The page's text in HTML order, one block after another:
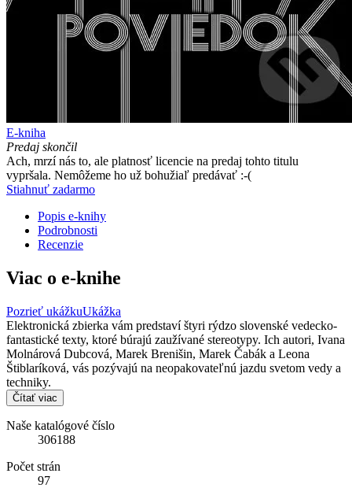
E-kniha
Predaj skončil
Ach, mrzí nás to, ale platnosť licencie na predaj tohto titulu
vypršala. Nemôžeme ho už bohužiaľ predávať :-(
Stiahnuť zadarmo
Popis e-knihy
Podrobnosti
Recenzie
Viac o e-knihe
Pozrieť ukážkuUkážka
Elektronická zbierka vám predstaví štyri rýdzo slovenské vedecko-
fantastické texty, ktoré búrajú zaužívané stereotypy. Ich autori, Ivana
Molnárová Dubcová, Marek Brenišin, Marek Čabák a Leona
Štiblaríková, vás pozývajú na neopakovateľnú jazdu svetom vedy a
techniky.
Čítať viac
Naše katalógové číslo
306188
Počet strán
97